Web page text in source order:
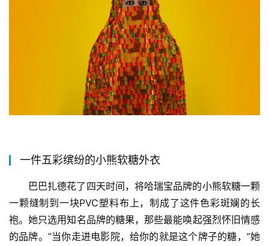
一件五彩缤纷的小熊软糖外衣
巴巴扎德花了四天时间，将哈瑞宝品牌的小熊软糖一颗
一颗缝制到一块PVC塑料布上，制成了这件色彩斑斓的长
袍。她只选用知名品牌的糖果，那些最能唤起强烈怀旧情感
的品牌。”当你走进电影院，给你的就是这个牌子的糖，”她